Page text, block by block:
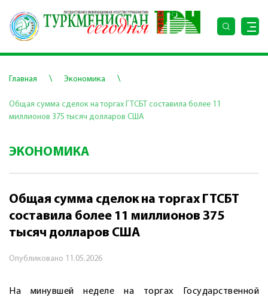
Главная \ Экономика \
Общая сумма сделок на торгах ГТСБТ составила более 11
миллионов 375 тысяч долларов США
ЭКОНОМИКА
Общая сумма сделок на торгах ГТСБТ
составила более 11 миллионов 375
тысяч долларов США
Опубликовано 11.05.2026
На минувшей неделе на торгах Государственной